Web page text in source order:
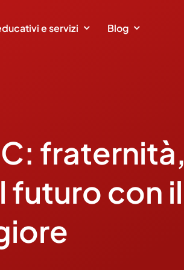
e servizi
Blog
fraternità,
futuro con il